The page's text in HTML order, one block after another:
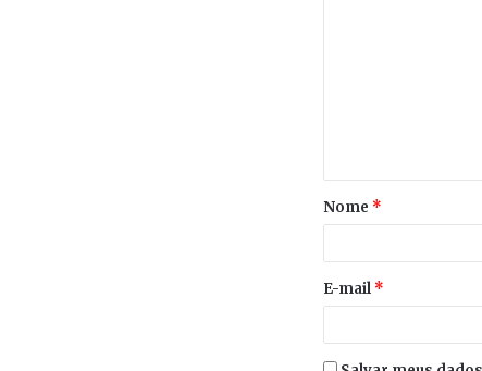
Nome *
E-mail *